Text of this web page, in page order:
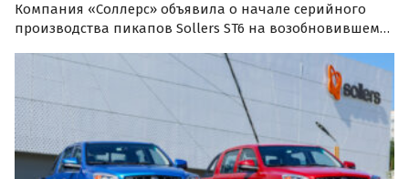
Компания «Соллерс» объявила о начале серийного
производства пикапов Sollers ST6 на возобновившем
серийные автомобили сошли с конвейера в
присутствии министр промышленности и торговли РФ
Денис Мантуров.